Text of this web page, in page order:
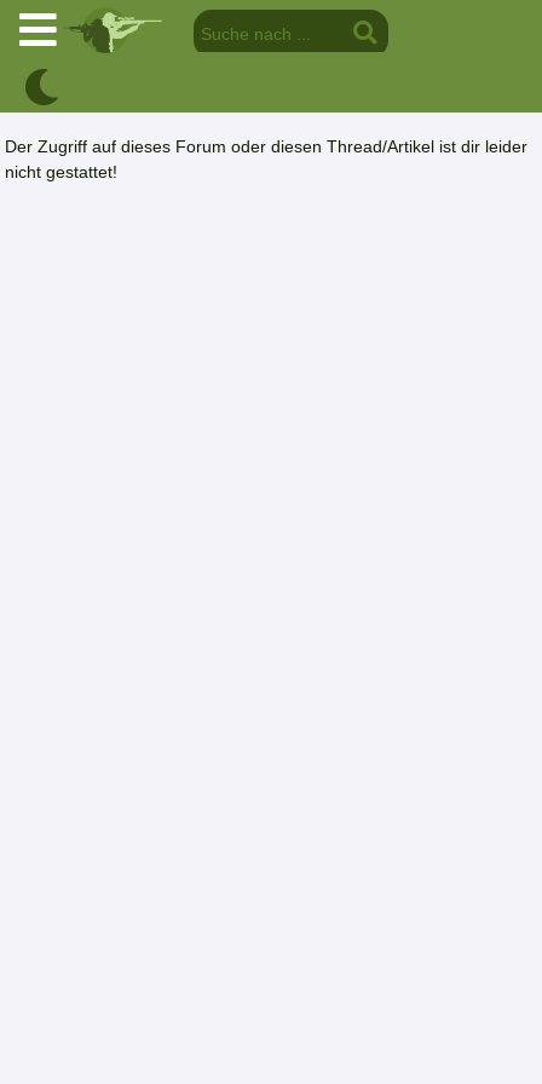
Der Zugriff auf dieses Forum oder diesen Thread/Artikel ist dir leider
nicht gestattet!